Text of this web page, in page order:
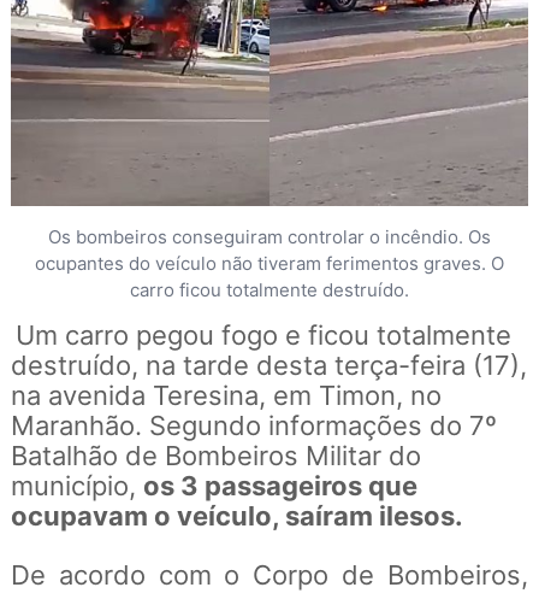
Os bombeiros conseguiram controlar o incêndio. Os
ocupantes do veículo não tiveram ferimentos graves. O
carro ficou totalmente destruído.
Um carro pegou fogo e ficou totalmente
destruído, na tarde desta terça-feira (17),
na avenida Teresina, em Timon, no
Maranhão. Segundo informações do 7º
Batalhão de Bombeiros Militar do
município, os 3 passageiros que
ocupavam o veículo, saíram ilesos.
De acordo com o Corpo de Bombeiros,